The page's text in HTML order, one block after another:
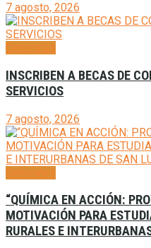
7 agosto, 2026
INSCRIBEN A BECAS DE
SERVICIOS
7 agosto, 2026
“QUÍMICA EN ACCIÓN:
MOTIVACIÓN PARA
RURALES E